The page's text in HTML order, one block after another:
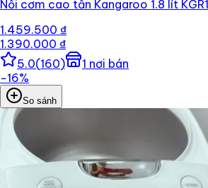
Nồi cơm cao tần Kangaroo 1.8 lít
1.459.500 ₫
1.390.000 ₫
5.0(160) 1 nơi bán
−16%
So sánh